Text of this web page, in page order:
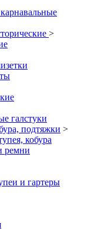
>
галстуки
подтяжки >
кобура
ремни
и гартеры